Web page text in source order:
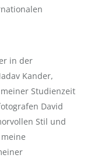
in der
Kander,
Studienzeit
David
Stil und